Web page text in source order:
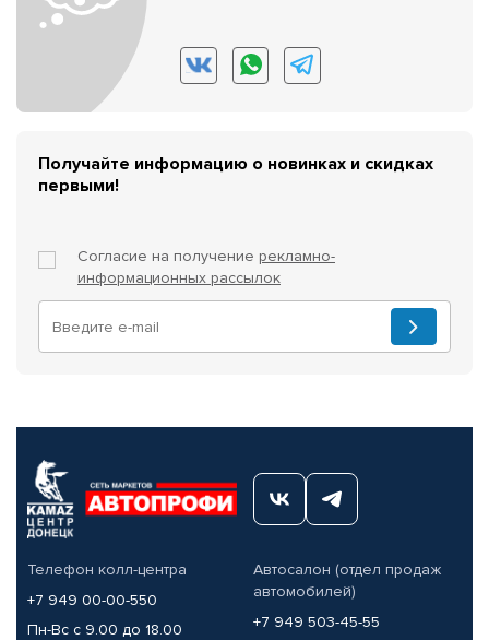
Получайте информацию о новинках и скидках
первыми!
Согласие на получение рекламно-
информационных рассылок
Телефон колл-центра
+7 949 00-00-550
Пн-Вс с 9.00 до 18.00
Автосалон (отдел продаж
автомобилей)
+7 949 503-45-55